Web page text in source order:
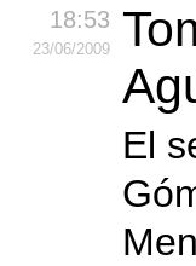
18:53
23/06/2009
El